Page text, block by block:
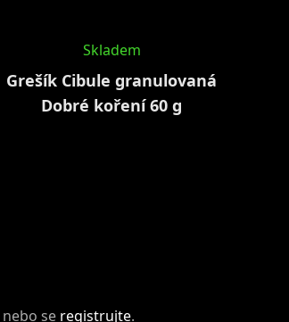
Grešík Cibule granulovaná
Dobré koření 60 g
Skladem
nebo se registrujte.